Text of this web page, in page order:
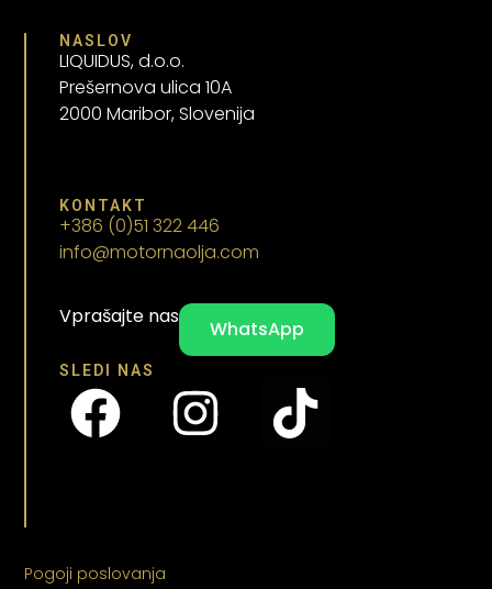
NASLOV
LIQUIDUS, d.o.o.
Prešernova ulica 10A
2000 Maribor, Slovenija
KONTAKT
+386 (0)51 322 446
info@motornaolja.com
Vprašajte nas
WhatsApp
SLEDI NAS
Pogoji poslovanja